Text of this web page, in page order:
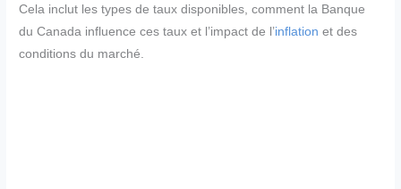
Cela inclut les types de taux disponibles, comment la Banque
du Canada influence ces taux et l’impact de l’inflation et des
conditions du marché.